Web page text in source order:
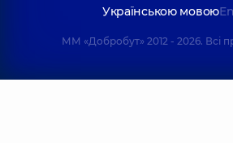
Українською мовою
ММ «Добробут» 2012 - 2026. Всі